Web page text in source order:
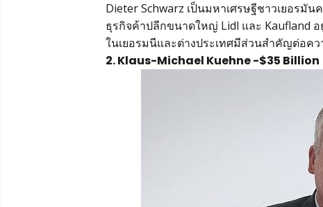
Dieter Schwarz เป็นมหาเศรษฐีชาวเยอรมั
ธุรกิจค้าปลีกขนาดใหญ่ Lidl และ Kaufland
ในเยอรมนีและต่างประเทศมีส่วนสำคัญต่อคว
2. Klaus-Michael Kuehne -$35 Billion